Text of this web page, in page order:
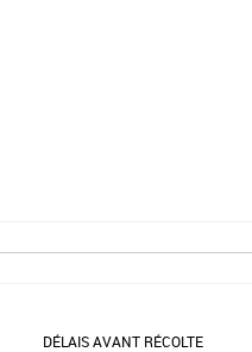
DÉLAIS AVANT RÉCOLTE